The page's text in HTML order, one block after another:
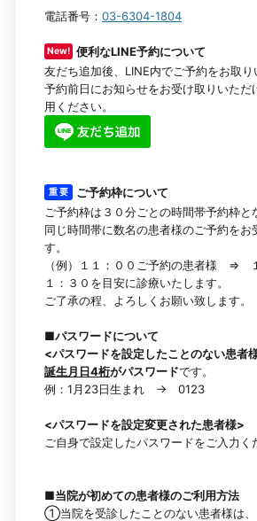
電話番号： 03-6304-1804
New! 便利なLINE予約について
友だち追加後、LINE内でご予約をお取り
予約前日にお知らせをお受け取りいただ
用ください。
重 要
ご予約枠について
ご予約枠は３０分ごとの時間帯予約枠と
同じ時間帯に数名の患者様のご予約をお
す。
（例）１１：００ご予約の患者様 ⇒
１：３０を目安に診療いたします。
ご了承の程、よろしくお願い致します。
■パスワードについて
<パスワードを設定したことのない患者
誕生月日4桁がパスワードです。
例：1月23日生まれ → 0123
<パスワードを設定変更された患者様>
ご自身で設定したパスワードをご入力く
■当院が初めての患者様のご利用方法
①当院を受診したことのない患者様は